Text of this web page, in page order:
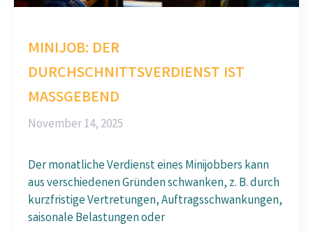
MINIJOB: DER
DURCHSCHNITTSVERDIENST IST
MASSGEBEND
November 14, 2025
Der monatliche Verdienst eines Minijobbers kann
aus verschiedenen Gründen schwanken, z. B. durch
kurzfristige Vertretungen, Auftragsschwankungen,
saisonale Belastungen oder